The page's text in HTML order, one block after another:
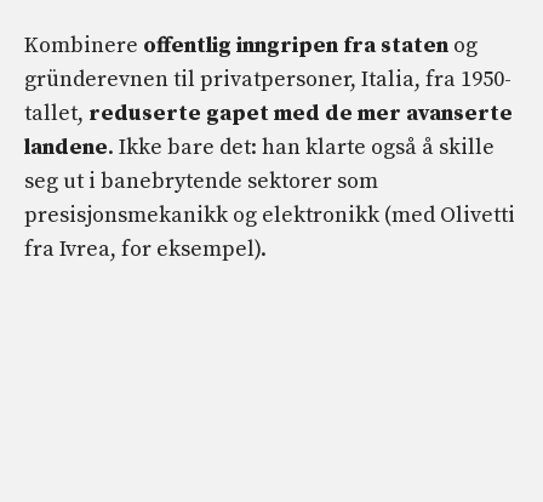
Kombinere offentlig inngripen fra staten og
gründerevnen til privatpersoner, Italia, fra 1950-
tallet, reduserte gapet med de mer avanserte
landene. Ikke bare det: han klarte også å skille
seg ut i banebrytende sektorer som
presisjonsmekanikk og elektronikk (med Olivetti
fra Ivrea, for eksempel).